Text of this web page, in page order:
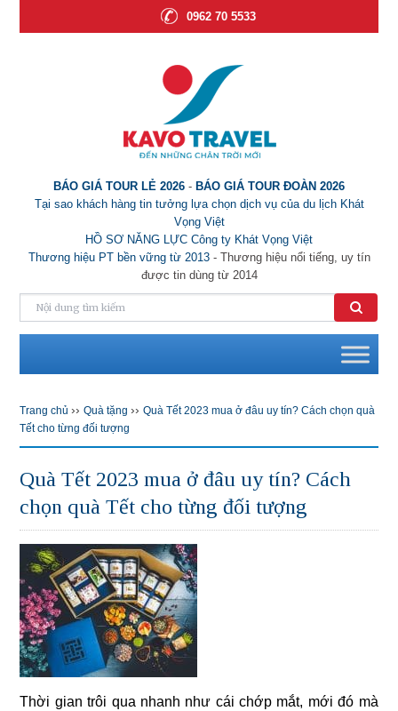
0962 70 5533
BÁO GIÁ TOUR LẺ 2026 - BÁO GIÁ TOUR ĐOÀN 2026
Tại sao khách hàng tin tưởng lựa chọn dịch vụ của du lịch Khát
Vọng Việt
HỒ SƠ NĂNG LỰC Công ty Khát Vọng Việt
Thương hiệu PT bền vững từ 2013- Thương hiệu nổi tiếng, uy tín
được tin dùng từ 2014
Trang chủ ››Quà tặng ››Quà Tết 2023 mua ở đâu uy tín? Cách chọn quà
Tết cho từng đối tượng
Quà Tết 2023 mua ở đâu uy tín? Cách
chọn quà Tết cho từng đối tượng
Thời gian trôi qua nhanh như cái chớp mắt, mới đó mà